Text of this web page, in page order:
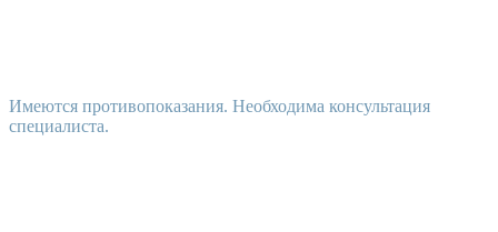
Имеются противопоказания. Необходима консультация
специалиста.